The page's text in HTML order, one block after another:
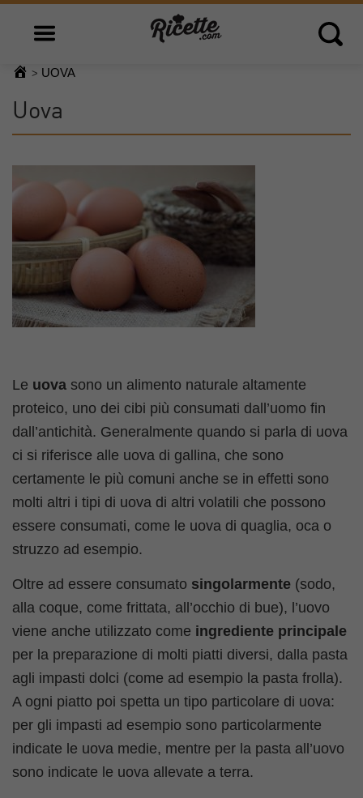
Open main menu Open
> UOVA
Uova
Le uova sono un alimento naturale altamente
proteico, uno dei cibi più consumati dall’uomo fin
dall’antichità. Generalmente quando si parla di uova
ci si riferisce alle uova di gallina, che sono
certamente le più comuni anche se in effetti sono
molti altri i tipi di uova di altri volatili che possono
essere consumati, come le uova di quaglia, oca o
struzzo ad esempio.
Oltre ad essere consumato singolarmente (sodo,
alla coque, come frittata, all’occhio di bue), l’uovo
viene anche utilizzato come ingrediente principale
per la preparazione di molti piatti diversi, dalla pasta
agli impasti dolci (come ad esempio la pasta frolla).
A ogni piatto poi spetta un tipo particolare di uova:
per gli impasti ad esempio sono particolarmente
indicate le uova medie, mentre per la pasta all’uovo
sono indicate le uova allevate a terra.